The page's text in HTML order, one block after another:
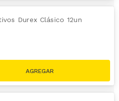
Durex Clásico 12un